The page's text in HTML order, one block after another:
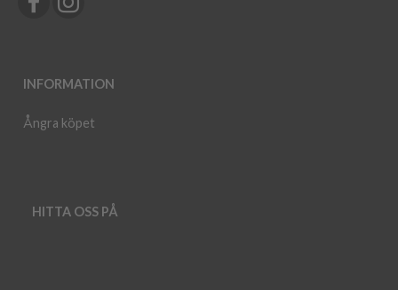
INFORMATION
Ångra köpet
HITTA OSS PÅ